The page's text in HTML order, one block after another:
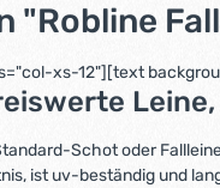
xs-12"][text
Schot oder
ist uv-beständig und